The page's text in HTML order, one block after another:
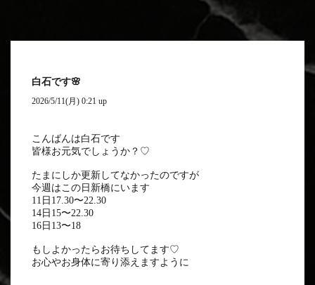
白石です🌸
2026/5/11(月) 0:21 up
こんばんは白石です
皆様お元気でしょうか？♡
たまにしか更新してなかったのですが
今週はこの日新橋にいます
11日17.30〜22.30
14日15〜22.30
16日13〜18
もしよかったらお待ちしてます♡
お心やお身体に寄り添えますように